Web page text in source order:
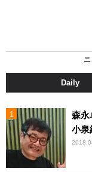
Daily
森永
小泉